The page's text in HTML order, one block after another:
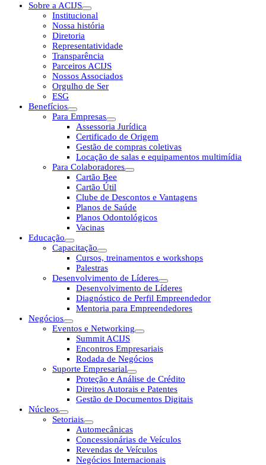
Sobre a ACIJS
Institucional
Nossa história
Diretoria
Representatividade
Transparência
Parceiros ACIJS
Nossos Associados
Orgulho de Ser
ESG
Benefícios
Para Empresas
Assessoria Jurídica
Certificado de Origem
Gestão de compras coletivas
Locação de salas e equipamentos multimídia
Para Colaboradores
Cartão Bee
Cartão Útil
Clube de Descontos e Vantagens
Planos de Saúde
Planos Odontológicos
Vacinas
Educação
Capacitação
Cursos, treinamentos e workshops
Palestras
Desenvolvimento de Líderes
Desenvolvimento de Líderes
Diagnóstico de Perfil Empreendedor
Mentoria para Empreendedores
Negócios
Eventos e Networking
Summit ACIJS
Encontros Empresariais
Rodada de Negócios
Suporte Empresarial
Proteção e Análise de Crédito
Direitos Autorais e Patentes
Gestão de Documentos Digitais
Núcleos
Setoriais
Automecânicas
Concessionárias de Veículos
Revendas de Veículos
Negócios Internacionais